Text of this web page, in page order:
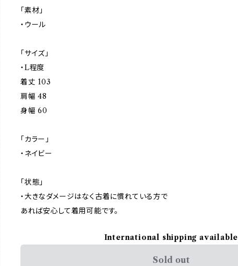
「素材」
・ウール
「サイズ」
・L程度
着丈 103
肩幅 48
身幅 60
「カラー」
・ネイビー
「状態」
・大きなダメージはなく古着に慣れている方で
あれば安心して着用可能です。
International shipping available
Sold out